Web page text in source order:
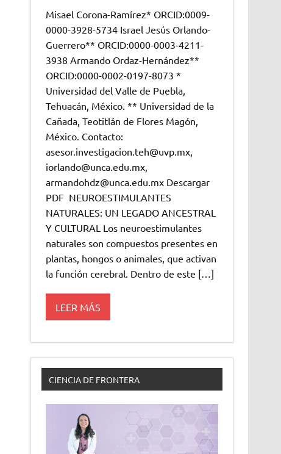
Misael Corona-Ramírez* ORCID:0009-
0000-3928-5734 Israel Jesús Orlando-
Guerrero** ORCID:0000-0003-4211-
3938 Armando Ordaz-Hernández**
ORCID:0000-0002-0197-8073 *
Universidad del Valle de Puebla,
Tehuacán, México. ** Universidad de la
Cañada, Teotitlán de Flores Magón,
México. Contacto:
asesor.investigacion.teh@uvp.mx,
iorlando@unca.edu.mx,
armandohdz@unca.edu.mx Descargar
PDF NEUROESTIMULANTES
NATURALES: UN LEGADO ANCESTRAL
Y CULTURAL Los neuroestimulantes
naturales son compuestos presentes en
plantas, hongos o animales, que activan
la función cerebral. Dentro de este […]
LEER MÁS
CIENCIA DE FRONTERA